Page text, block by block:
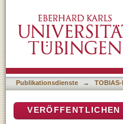
Publikationsdienste →
VERÖFFENTLICHEN